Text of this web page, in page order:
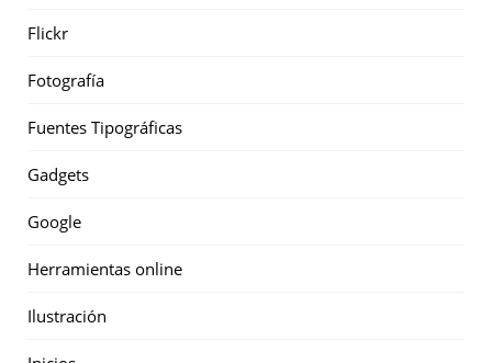
Flickr
Fotografía
Fuentes Tipográficas
Gadgets
Google
Herramientas online
Ilustración